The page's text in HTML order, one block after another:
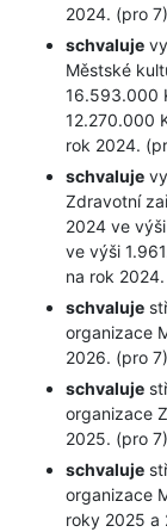
2024. (pro 7)
schvaluje
Městské
16.593.000
12.270.000
rok 2024.
schvaluje
Zdravotní
2024 ve
ve výši
na rok
schvaluje
organizace
2026. (pro 7)
schvaluje
organizace
2025. (pro 7)
schvaluje
organizace
roky 2025 a